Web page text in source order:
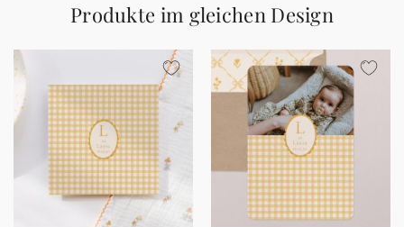
Produkte im gleichen Design